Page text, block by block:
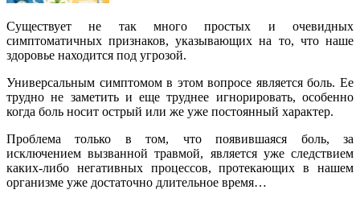
Существует не так много простых и очевидных
симптоматичных признаков, указывающих на то, что наше
здоровье находится под угрозой.
Универсальным симптомом в этом вопросе является боль. Ее
трудно не заметить и еще труднее игнорировать, особенно
когда боль носит острый или же уже постоянный характер.
Проблема только в том, что появившаяся боль, за
исключением вызванной травмой, является уже следствием
каких-либо негативных процессов, протекающих в нашем
организме уже достаточно длительное время…